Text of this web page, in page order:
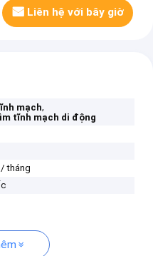
Liên hệ với bây giờ
mạch,
tĩnh mạch di động
tháng